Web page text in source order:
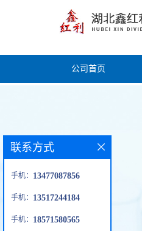
公司首页
联系方式
手机： 13477087856
手机： 13517244184
手机： 18571580565